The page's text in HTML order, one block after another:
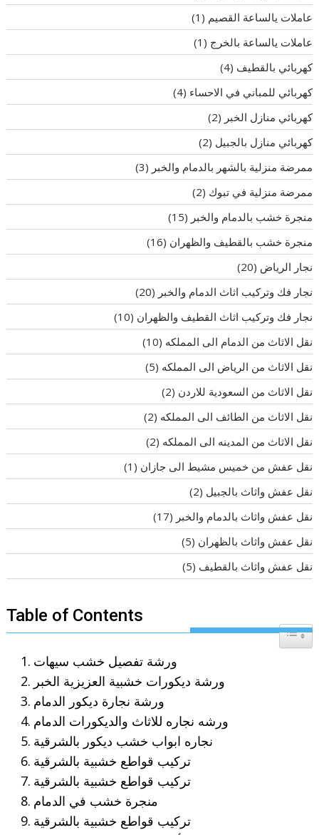
عاملات يالساعة القصيم (1)
عاملات يالساعة بالخرج (1)
كهربائي بالقطيف (4)
كهربائي للمباني في الاحساء (4)
كهربائي منازل الخبر (2)
كهربائي منازل بالجبيل (2)
ممرضة منزلية بالشهر بالدمام والخبر (3)
ممرضة منزلية في تبوك (2)
منجرة خشب بالدمام والخبر (15)
منجرة خشب بالقطيف والظهران (16)
نجار الرياض (20)
نجار فك وتركيب اثاث الدمام والخبر (20)
نجار فك وتركيب اثاث القطيف والظهران (10)
نقل الاثاث من الدمام الى المملكه (10)
نقل الاثاث من الرياض الى المملكه (5)
نقل الاثاث من السعودية للاردن (2)
نقل الاثاث من الطائف الى المملكه (2)
نقل الاثاث من المدينه الى المملكه (2)
نقل عفش من خميس مشيط الى جازان (1)
نقل عفش واثاث بالجبيل (2)
نقل عفش واثاث بالدمام والخبر (17)
نقل عفش واثاث بالظهران (5)
نقل عفش واثاث بالقطيف (5)
Table of Contents
Toggle
ورشة تفصيل خشب سيهات
ورشة ديكورات خشبية العزيزية الخبر
ورشة نجارة ديكور الدمام
ورشه نجاره للاثاث والديكورات الدمام
نجاره ابواب خشب ديكور بالشرقية
تركيب قواطع خشبية بالشرقية
تركيب قواطع خشبية بالشرقية
منجرة خشب في الدمام
تركيب قواطع خشبية بالشرقية